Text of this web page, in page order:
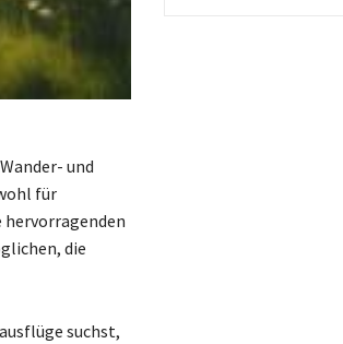
und
für
hervorragenden
die
suchst,